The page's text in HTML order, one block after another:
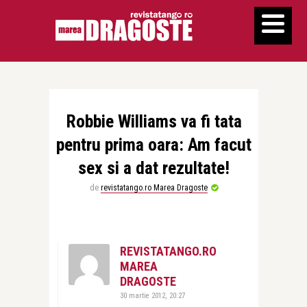
Robbie Williams va fi tata
pentru prima oara: Am facut
sex si a dat rezultate!
de revistatango.ro Marea Dragoste
REVISTATANGO.RO
MAREA
DRAGOSTE
30 martie 2012, 20:27